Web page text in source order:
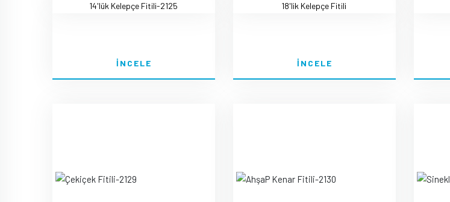
14'lük Kelepçe Fitili-2125
İNCELE
18'lik Kelepçe Fitili
İNCELE